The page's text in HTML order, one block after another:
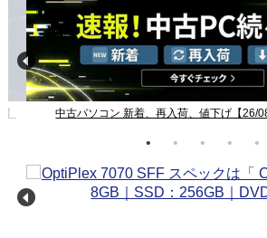
Windows11ノート一覧【26/08/10